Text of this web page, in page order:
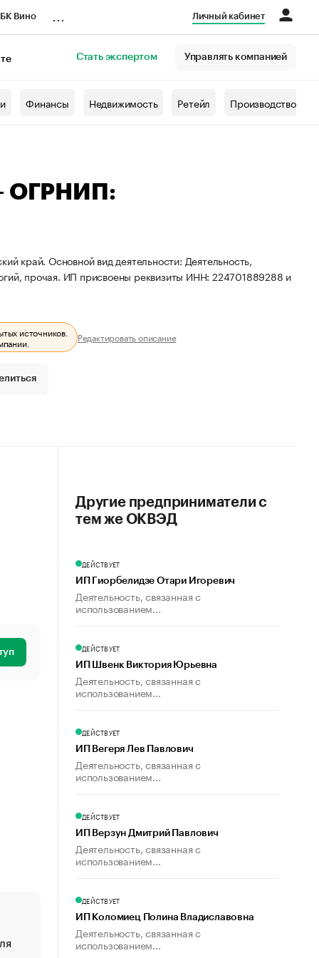
Вино Личный кабинет
Стать экспертом Управлять компанией
Финансы Недвижимость Ретейл Производство
ОГРНИП:
край. Основной вид деятельности: Деятельность,
прочая. ИП присвоены реквизиты ИНН: 224701889288 и
источников.
Редактировать описание
«От спорта тело стареет иначе». Как живет глава
Другие предприниматели с
тем же ОКВЭД
ДЕЙСТВУЕТ
ИП Гиорбелидзе Отари Игоревич
Деятельность, связанная с
использованием...
ДЕЙСТВУЕТ
ИП Швенк Виктория Юрьевна
Деятельность, связанная с
использованием...
ДЕЙСТВУЕТ
ИП Вегеря Лев Павлович
Деятельность, связанная с
использованием...
ДЕЙСТВУЕТ
ИП Верзун Дмитрий Павлович
Деятельность, связанная с
использованием...
ДЕЙСТВУЕТ
ИП Коломиец Полина Владиславовна
Деятельность, связанная с
использованием...